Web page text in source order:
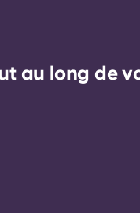
au long de